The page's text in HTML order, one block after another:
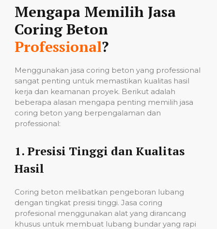
Mengapa Memilih Jasa
Coring Beton
Professional?
Menggunakan jasa coring beton yang professional
sangat penting untuk memastikan kualitas hasil
kerja dan keamanan proyek. Berikut adalah
beberapa alasan mengapa penting memilih jasa
coring beton yang berpengalaman dan
professional:
1. Presisi Tinggi dan Kualitas
Hasil
Coring beton melibatkan pengeboran lubang
dengan tingkat presisi tinggi. Jasa coring
profesional menggunakan alat yang dirancang
khusus untuk membuat lubang bundar yang rapi